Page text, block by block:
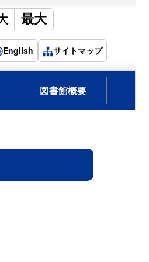
English サイトマップ
図書館概要